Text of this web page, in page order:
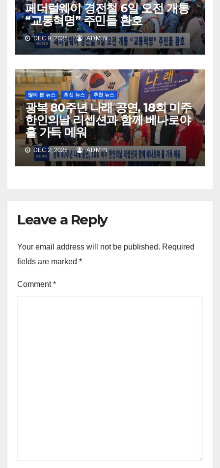
페더럴웨이 경전철 6일 오전 개통
“교통혁명” 주민들 환호
DEC 9, 2025 ADMIN
많이 본 뉴스 최신 뉴스 추천 뉴스
광복 80주년 나래 공연, 18회 미주
한인의날 리셉션과 함께 베나로야
홀 가득 메워
DEC 2, 2025 ADMIN
Leave a Reply
Your email address will not be published. Required
fields are marked *
Comment*